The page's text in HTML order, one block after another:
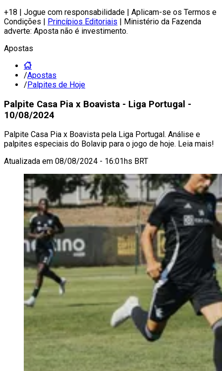
+18 | Jogue com responsabilidade | Aplicam-se os Termos e
Condições | Princípios Editoriais | Ministério da Fazenda
adverte: Aposta não é investimento.
Apostas
/Apostas
/Palpites de Hoje
Palpite Casa Pia x Boavista - Liga Portugal -
10/08/2024
Palpite Casa Pia x Boavista pela Liga Portugal. Análise e
palpites especiais do Bolavip para o jogo de hoje. Leia mais!
Atualizada em 08/08/2024 - 16:01hs BRT